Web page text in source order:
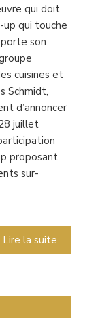
qui doit
qui touche
son
cuisines et
Schmidt,
d’annoncer
juillet
proposant
sur-
Lire la suite